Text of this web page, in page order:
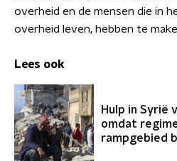
overheid en de mensen die in
overheid leven, hebben te
Lees ook
Hulp in Syrië
omdat
rampgebied